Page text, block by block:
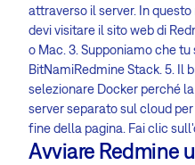
attraverso il server. In
devi visitare il sito web di
o Mac. 3. Supponiamo che
BitNamiRedmine Stack. 5. Il
selezionare Docker perché
server separato sul cloud
fine della pagina. Fai clic
Avviare Redmine